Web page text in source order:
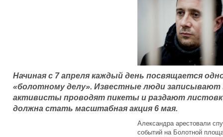
Начиная с 7 апреля каждый день посвящается
«болотному делу». Известные люди записывают
активисты проводят пикеты и раздают
должна стать масштабная акция 6 мая.
Александра арестовали
событий на Болотной